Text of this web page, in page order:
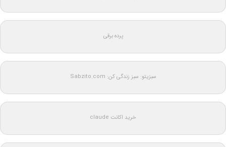
پرده برقی
سبزیتو: سبز زندگی کن: Sabzito.com
خرید اکانت claude